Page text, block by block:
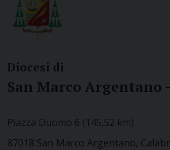
Diocesi di
San Marco Argentano
Piazza Duomo 6 (145,52 km)
87018 San Marco Argentano,